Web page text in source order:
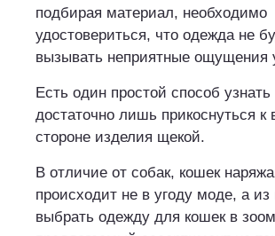
подбирая материал, необходимо
удостовериться, что одежда не
вызывать неприятные ощущения
Есть один простой способ узнать
достаточно лишь прикоснуться к
стороне изделия щекой.
В отличие от собак, кошек
происходит не в угоду моде, а
выбрать одежду для кошек в